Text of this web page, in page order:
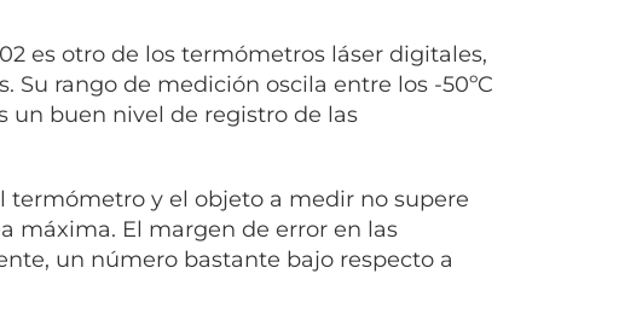
es otro de los termómetros láser digitales,
Su rango de medición oscila entre los -50ºC
un buen nivel de registro de las
y el objeto a medir no supere
máxima. El margen de error en las
un número bastante bajo respecto a